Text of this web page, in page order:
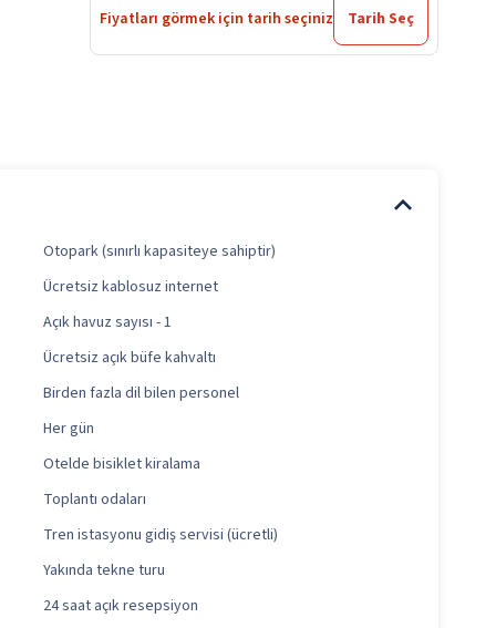
Fiyatları görmek için tarih seçiniz Tarih Seç
Otopark (sınırlı kapasiteye sahiptir)
Ücretsiz kablosuz internet
Açık havuz sayısı - 1
Ücretsiz açık büfe kahvaltı
Birden fazla dil bilen personel
Her gün
Otelde bisiklet kiralama
Toplantı odaları
Tren istasyonu gidiş servisi (ücretli)
Yakında tekne turu
24 saat açık resepsiyon